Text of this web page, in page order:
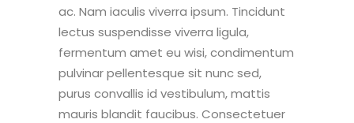
ac. Nam iaculis viverra ipsum. Tincidunt
lectus suspendisse viverra ligula,
fermentum amet eu wisi, condimentum
pulvinar pellentesque sit nunc sed,
purus convallis id vestibulum, mattis
mauris blandit faucibus. Consectetuer